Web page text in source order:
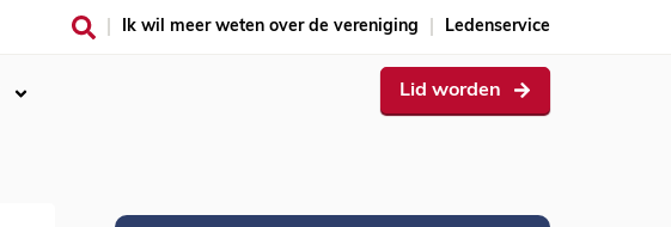
Ik wil meer weten over de vereniging Ledenservice
Lid worden